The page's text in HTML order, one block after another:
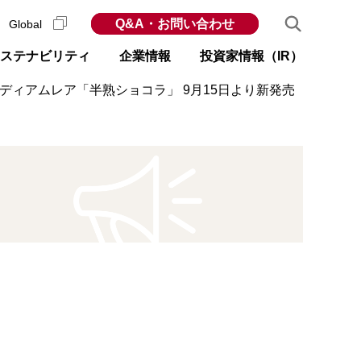
テナビリティ 企業情報 投資家情報（IR）
Global Q&A・お問い合わせ
ィアムレア「半熟ショコラ」 9月15日より新発売